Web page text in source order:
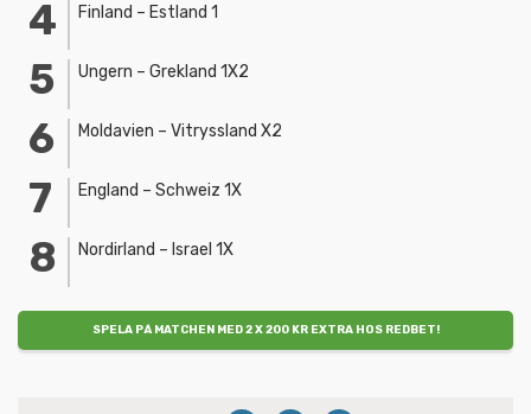
Finland – Estland 1
Ungern – Grekland 1X2
Moldavien – Vitryssland X2
England – Schweiz 1X
Nordirland – Israel 1X
SPELA PÅ MATCHEN MED 2 X 200 KR EXTRA HOS REDBET!